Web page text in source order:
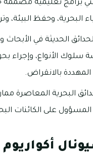
برامج تعليمية مصممة
البحرية، وحفظ البيئة،
الحديثة في الأبحاث
سلوك الأنواع، وإجراء
المهددة بالانقراض.
البحرية
على الكائنات